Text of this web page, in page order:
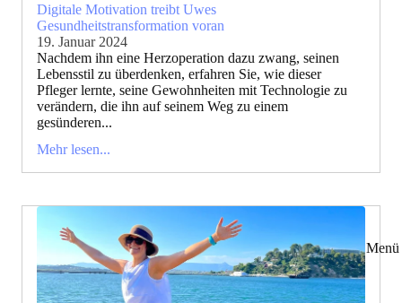
Menü
Digitale Motivation treibt Uwes
Gesundheitstransformation voran
19. Januar 2024
Nachdem ihn eine Herzoperation dazu zwang, seinen
Lebensstil zu überdenken, erfahren Sie, wie dieser
Pfleger lernte, seine Gewohnheiten mit Technologie zu
verändern, die ihn auf seinem Weg zu einem
gesünderen...
Mehr lesen...